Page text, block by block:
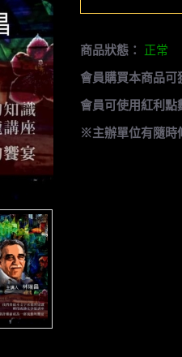
商品狀態： 正常
會員購買本商品可
會員可使用紅利點
※主辦單位有隨時